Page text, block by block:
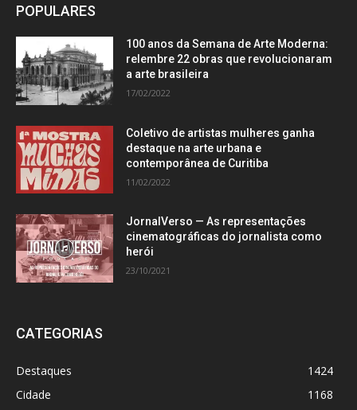
POPULARES
100 anos da Semana de Arte Moderna:
relembre 22 obras que revolucionaram
a arte brasileira
17/02/2022
Coletivo de artistas mulheres ganha
destaque na arte urbana e
contemporânea de Curitiba
11/02/2022
JornalVerso — As representações
cinematográficas do jornalista como
herói
23/10/2021
CATEGORIAS
Destaques
1424
Cidade
1168